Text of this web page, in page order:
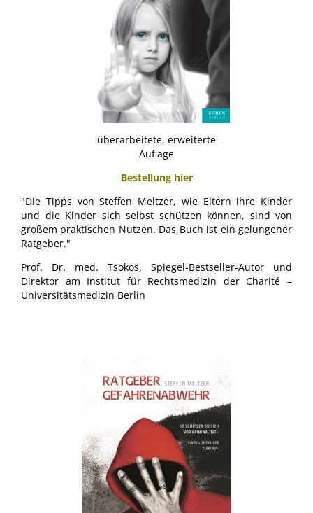
überarbeitete, erweiterte
Auflage
Bestellung hier
"Die Tipps von Steffen Meltzer, wie Eltern ihre Kinder
und die Kinder sich selbst schützen können, sind von
großem praktischen Nutzen. Das Buch ist ein gelungener
Ratgeber."
Prof. Dr. med. Tsokos, Spiegel-Bestseller-Autor und
Direktor am Institut für Rechtsmedizin der Charité –
Universitätsmedizin Berlin